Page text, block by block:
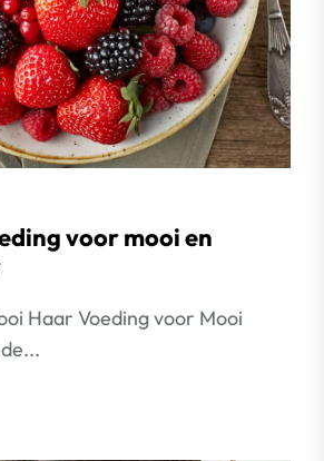
voor mooi en
Haar Voeding voor Mooi